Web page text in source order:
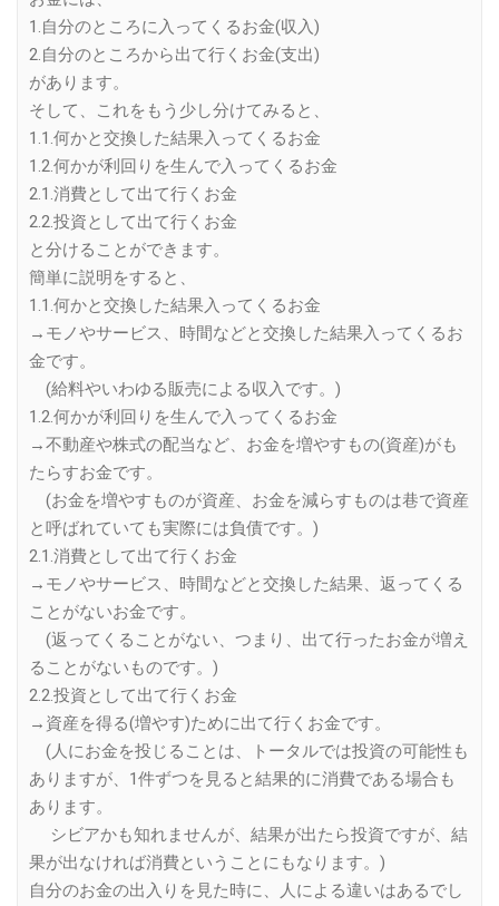
1.自分のところに入ってくるお金(収入)
2.自分のところから出て行くお金(支出)
があります。
そして、これをもう少し分けてみると、
1.1.何かと交換した結果入ってくるお金
1.2.何かが利回りを生んで入ってくるお金
2.1.消費として出て行くお金
2.2.投資として出て行くお金
と分けることができます。
簡単に説明をすると、
1.1.何かと交換した結果入ってくるお金
→モノやサービス、時間などと交換した結果入ってくるお
金です。
(給料やいわゆる販売による収入です。)
1.2.何かが利回りを生んで入ってくるお金
→不動産や株式の配当など、お金を増やすもの(資産)がも
たらすお金です。
(お金を増やすものが資産、お金を減らすものは巷で資産
と呼ばれていても実際には負債です。)
2.1.消費として出て行くお金
→モノやサービス、時間などと交換した結果、返ってくる
ことがないお金です。
(返ってくることがない、つまり、出て行ったお金が増え
ることがないものです。)
2.2.投資として出て行くお金
→資産を得る(増やす)ために出て行くお金です。
(人にお金を投じることは、トータルでは投資の可能性も
ありますが、1件ずつを見ると結果的に消費である場合も
あります。
シビアかも知れませんが、結果が出たら投資ですが、結
果が出なければ消費ということにもなります。)
自分のお金の出入りを見た時に、人による違いはあるでし